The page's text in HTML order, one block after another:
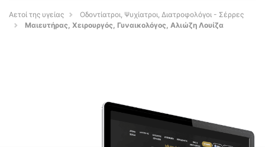
Αετοί της υγείας
Οδοντίατροι, Ψυχίατροι, Διατροφολόγοι - Σέρρες
Μαιευτήρας, Χειρουργός, Γυναικολόγος, Αλιώζη Λουίζα